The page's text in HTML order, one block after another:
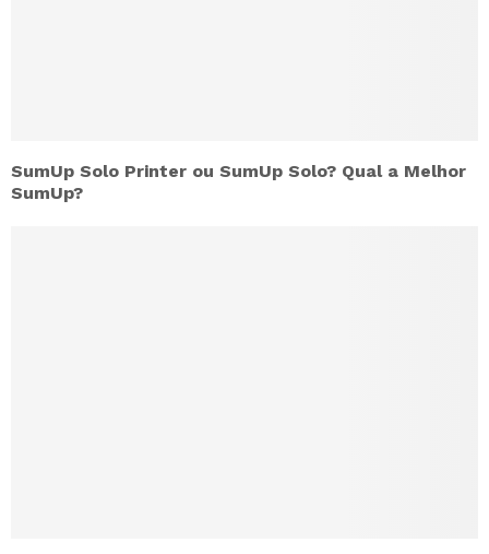
SumUp Solo Printer ou SumUp Solo? Qual a Melhor
SumUp?